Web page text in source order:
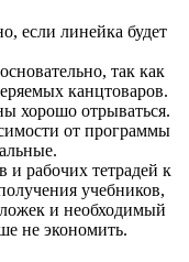
если линейка будет
так как
канцтоваров.
хорошо отрываться.
от программы
и рабочих тетрадей к
учебников,
и необходимый
не экономить.